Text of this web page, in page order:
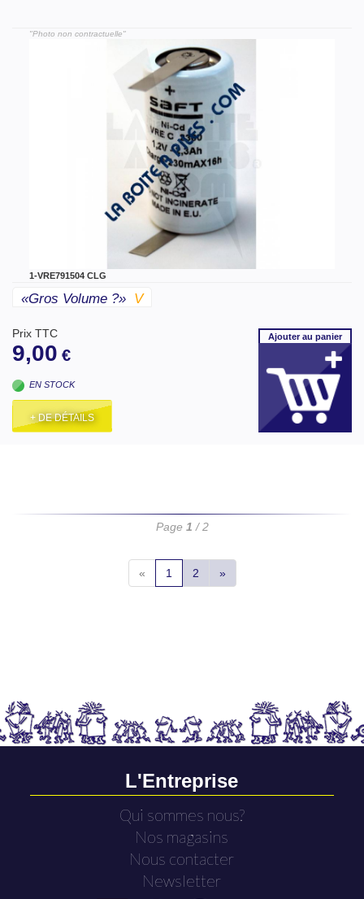
"Photo non contractuelle"
1-VRE791504 CLG
«gros Volume ?» V
Prix TTC
9,00 €
EN STOCK
+ DE DÉTAILS
Ajouterau panier
Page 1 / 2
« 1 2 »
L'Entreprise
Qui sommes nous?
Nos magasins
Nous contacter
Newsletter